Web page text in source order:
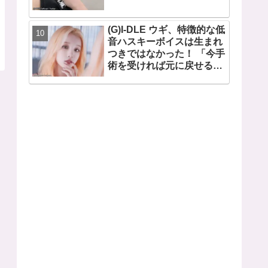
(G)I-DLE ウギ、特徴的な低
音ハスキーボイスは生まれ
つきではなかった！ 「今手
術を受ければ元に戻せるけ